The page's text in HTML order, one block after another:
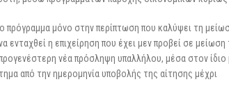
πρόγραμμα μόνο στην περίπτωση που καλύψει τη
η επιχείρηση που έχει μεν προβεί σε μείωση
νέα πρόσληψη υπαλλήλου, μέσα στον ίδιο
από την ημερομηνία υποβολής της αίτησης μέχρι